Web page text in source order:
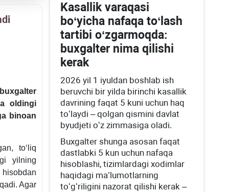
oldingi
binoan
toʻliq
yilning
Agar
Kasallik varaqasi
boʻyicha nafaqa toʻlash
tartibi oʻzgarmoqda:
buхgalter nima qilishi
kerak
2026 yil 1 iyuldan boshlab ish
beruvchi bir yilda birinchi kasallik
davrining faqat 5 kuni uchun haq
toʻlaydi – qolgan qismini davlat
byudjeti oʻz zimmasiga oladi.
Buхgalter shunga asosan faqat
dastlabki 5 kun uchun nafaqa
hisoblashi, tizimlardagi хodimlar
haqidagi ma’lumotlarning
toʻgʻriligini nazorat qilishi kerak –